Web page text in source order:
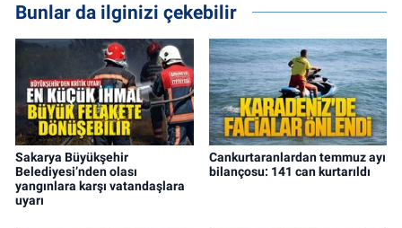
Bunlar da ilginizi çekebilir
Sakarya Büyükşehir
Belediyesi’nden olası
yangınlara karşı vatandaşlara
uyarı
Cankurtaranlardan temmuz ayı
bilançosu: 141 can kurtarıldı